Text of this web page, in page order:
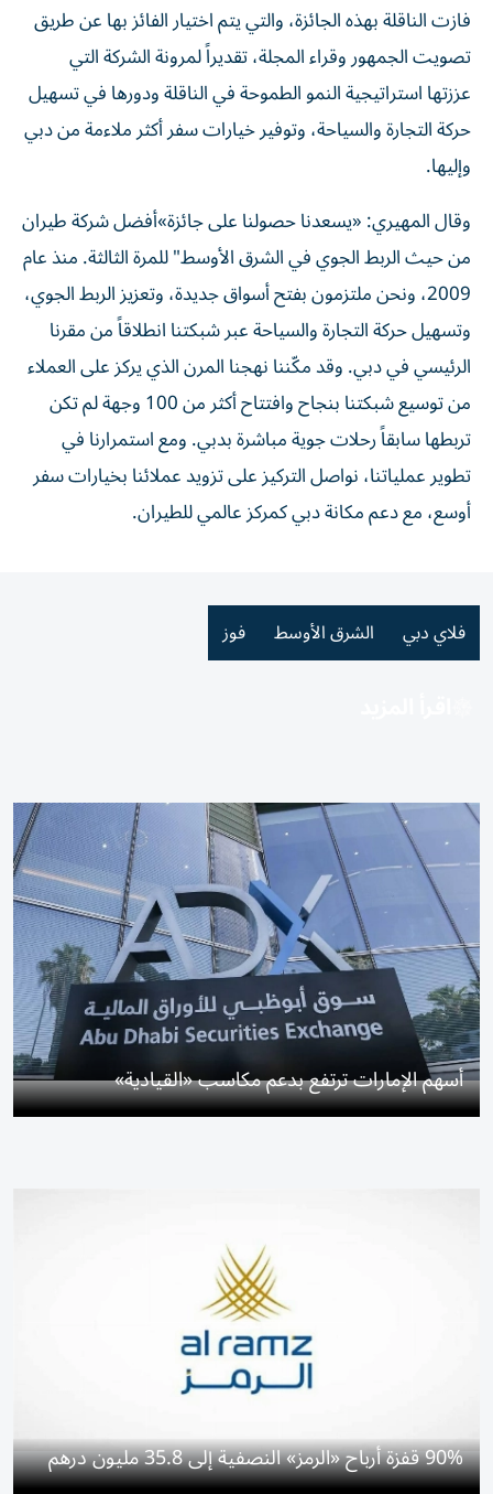
فازت الناقلة بهذه الجائزة، والتي يتم اختيار الفائز بها عن طريق
تصويت الجمهور وقراء المجلة، تقديراً لمرونة الشركة التي
عززتها استراتيجية النمو الطموحة في الناقلة ودورها في تسهيل
حركة التجارة والسياحة، وتوفير خيارات سفر أكثر ملاءمة من دبي
وإليها.
وقال المهيري: «يسعدنا حصولنا على جائزة»أفضل شركة طيران
من حيث الربط الجوي في الشرق الأوسط" للمرة الثالثة. منذ عام
2009، ونحن ملتزمون بفتح أسواق جديدة، وتعزيز الربط الجوي،
وتسهيل حركة التجارة والسياحة عبر شبكتنا انطلاقاً من مقرنا
الرئيسي في دبي. وقد مكّننا نهجنا المرن الذي يركز على العملاء
من توسيع شبكتنا بنجاح وافتتاح أكثر من 100 وجهة لم تكن
تربطها سابقاً رحلات جوية مباشرة بدبي. ومع استمرارنا في
تطوير عملياتنا، نواصل التركيز على تزويد عملائنا بخيارات سفر
أوسع، مع دعم مكانة دبي كمركز عالمي للطيران.
فلاي دبي الشرق الأوسط فوز
أسهم الإمارات ترتفع بدعم مكاسب «القيادية»
90% قفزة أرباح «الرمز» النصفية إلى 35.8 مليون درهم